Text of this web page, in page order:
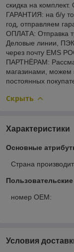
скидка на
ГАРАНТИЯ: на б/у
год, отправляем
ОПЛАТА: Отправка
Деловые линии,
через почту EMS
ПАРТНЁРАМ:
магазинами, можем
постоянных
Скрыть
Характеристики
Основные
Страна
номер OEM:
Условия